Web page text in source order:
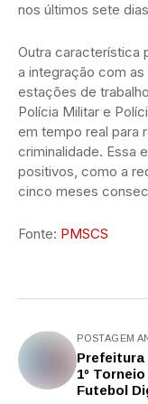
nos últimos sete
Outra característica
a integração com
estações de
Polícia Militar e
em tempo real para
criminalidade. Essa
positivos, como a
cinco meses
Fonte: PMSCS
POSTAGEM
Prefeitura
1º Torneio
Futebol